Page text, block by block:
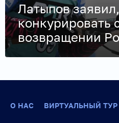
Латыпов
конкурировать
возвращении
О НАС ВИРТУАЛЬНЫЙ ТУР